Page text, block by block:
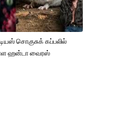
சொகுசுக் கப்பலில்
ஹன்டா வைரஸ்